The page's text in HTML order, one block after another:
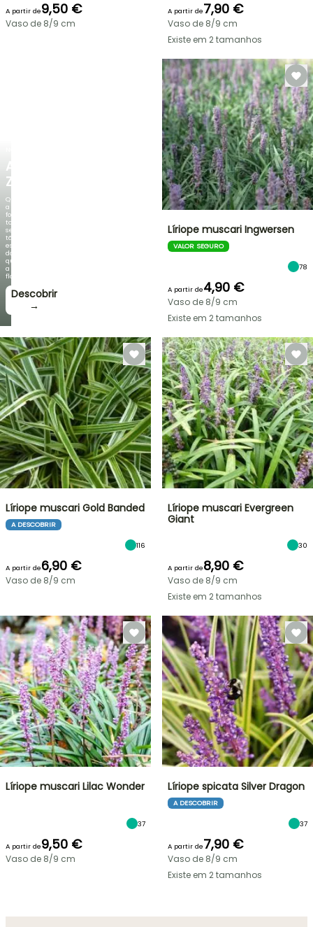
AGAPANTHUS
ZAMBEZI
Quando
a
folhagem
torna-
se
tão
espetacular
do
que
a
floração!
Descobrir
→
A partir de9,50 €
Vaso de 8/9 cm
A partir de7,90 €
Vaso de 8/9 cm
Existe em 2 tamanhos
Líriope muscari Ingwersen
VALOR SEGURO
78
A partir de4,90 €
Vaso de 8/9 cm
Existe em 2 tamanhos
Líriope muscari Gold Banded
A DESCOBRIR
116
A partir de6,90 €
Vaso de 8/9 cm
Líriope muscari Evergreen
Giant
30
A partir de8,90 €
Vaso de 8/9 cm
Existe em 2 tamanhos
Líriope muscari Lilac Wonder
37
A partir de9,50 €
Vaso de 8/9 cm
Líriope spicata Silver Dragon
A DESCOBRIR
37
A partir de7,90 €
Vaso de 8/9 cm
Existe em 2 tamanhos